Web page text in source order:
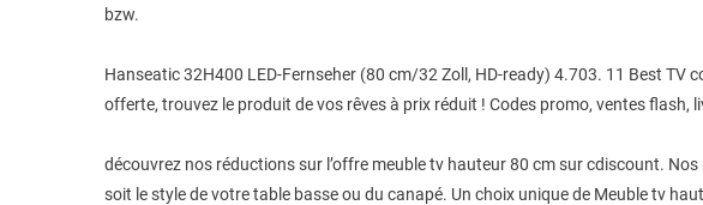
bzw.
Hanseatic 32H400 LED-Fernseher (80 cm/32 Zoll, HD-ready) 4.703. 11 Best
offerte, trouvez le produit de vos rêves à prix réduit ! Codes promo, ventes
découvrez nos réductions sur l’offre meuble tv hauteur 80 cm sur cdiscount.
soit le style de votre table basse ou du canapé. Un choix unique de Meuble tv